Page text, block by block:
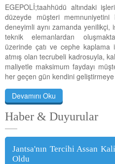
EGEPOLİ;taahhüdü altındaki
düzeyde müşteri memnuniyetini
deneyimli aynı zamanda
teknik elemanlardan
üzerinde çatı ve cephe kaplama
atmış olan tecrubeli kadrosuyla,
maliyetle maksimum faydayı
her geçen gün kendini
Devamını Oku
Haber & Duyurular
Jantsa'nın Tercihi Assan
Oldu
W SİNÜS CEPHE PANELİ
W MİCRO CEPHE PANELİ
1000 WD CEPHE PANELİ
WT MİCRO